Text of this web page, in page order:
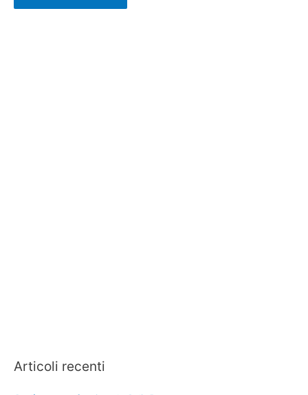
Articoli recenti